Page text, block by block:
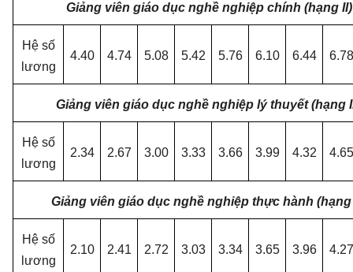
Giảng viên giáo dục nghề nghiệp chính (hạng
Hệ số
lương
4.40 4.74 5.08 5.42 5.76 6.10 6.44 6.78
Giảng viên giáo dục nghề nghiệp lý thuyết (hạng
Hệ số
lương
2.34 2.67 3.00 3.33 3.66 3.99 4.32 4.65
Giảng viên giáo dục nghề nghiệp thực hành
Hệ số
lương
2.10 2.41 2.72 3.03 3.34 3.65 3.96 4.27